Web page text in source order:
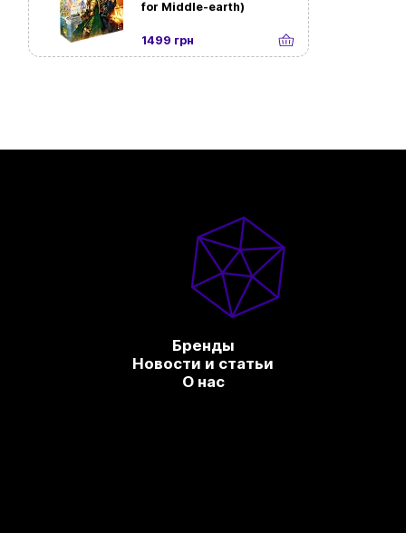
for Middle-earth)
1499 грн
Бренды
Новости и статьи
О нас